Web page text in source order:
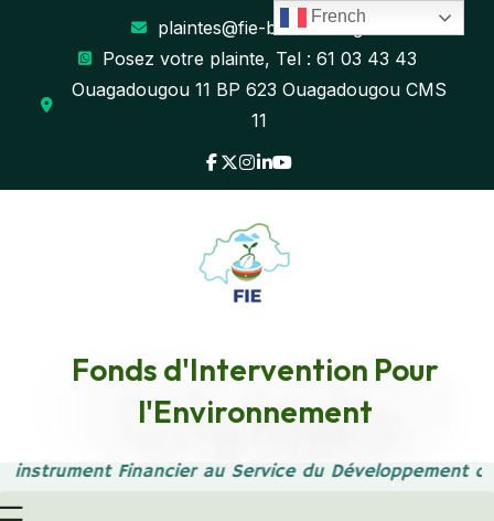
plaintes@fie-burkina.org
Posez votre plainte, Tel : 61 03 43 43
Ouagadougou 11 BP 623 Ouagadougou CMS
11
Fonds d'Intervention Pour
l'Environnement
instrument Financier au Service du Développement
MANIFESTATIONS
D’INTERET
Accueil MANIFESTATIONS D’INTERET
French